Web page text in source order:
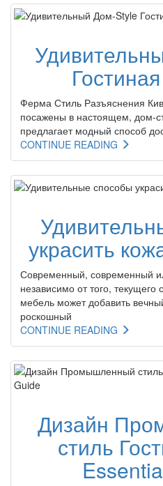
Ферма Стиль Разъяснения
посажены в настоящем, дом-
предлагает модный способ
CONTINUE READING
украсить
Современный, современный
независимо от того,
мебель может добавить
роскошный
CONTINUE READING
Дизайн
стиль